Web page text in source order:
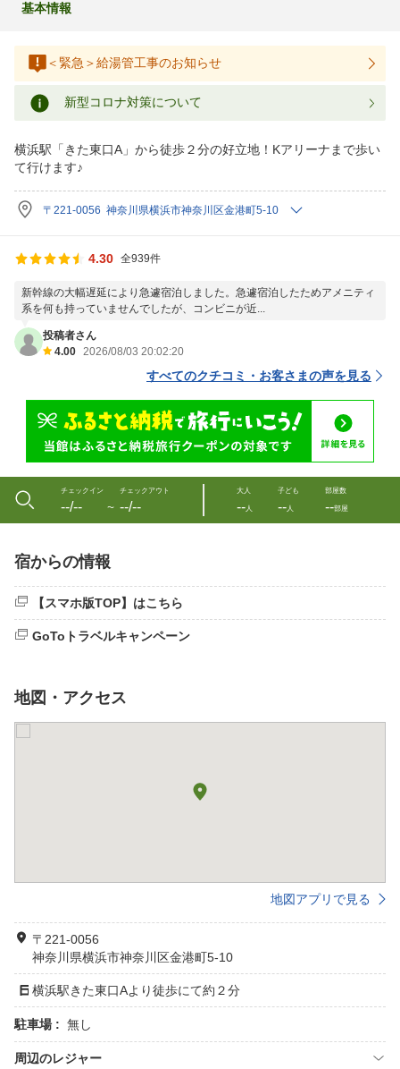
基本情報
＜緊急＞給湯管工事のお知らせ
新型コロナ対策について
横浜駅「きた東口A」から徒歩２分の好立地！Kアリーナまで歩い
て行けます♪
〒221-0056 神奈川県横浜市神奈川区金港町5-10
4.30 全939件
新幹線の大幅遅延により急遽宿泊しました。急遽宿泊したためアメニティ
系を何も持っていませんでしたが、コンビニが近...
投稿者さん
4.00 2026/08/03 20:02:20
すべてのクチコミ・お客さまの声を見る
チェックイン
--/-- 〜
チェックアウト
--/--
大人
--人
子ども
--人
部屋数
--部屋
宿からの情報
【スマホ版TOP】はこちら
GoToトラベルキャンペーン
地図・アクセス
地図アプリで見る
〒221-0056
神奈川県横浜市神奈川区金港町5-10
横浜駅きた東口Aより徒歩にて約２分
駐車場 : 無し
周辺のレジャー